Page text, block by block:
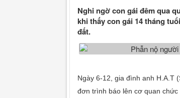
Nghi ngờ con gái đêm qua
khi thấy con gái 14 tháng
đất.
Ngày 6-12, gia đình anh H.A.T
đơn trình báo lên cơ quan